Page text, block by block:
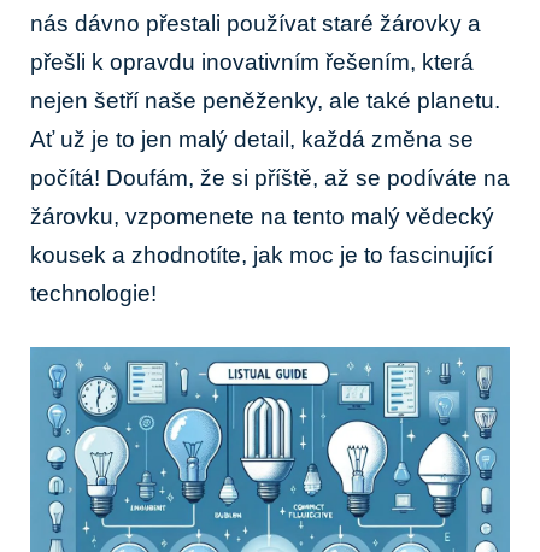
nás dávno přestali používat staré žárovky a
přešli k opravdu inovativním řešením, která
nejen šetří naše peněženky, ale také planetu.
Ať už je to jen malý detail, každá změna se
počítá! Doufám, že si příště, až se podíváte na
žárovku, vzpomenete na tento malý vědecký
kousek a zhodnotíte, jak moc je to fascinující
technologie!